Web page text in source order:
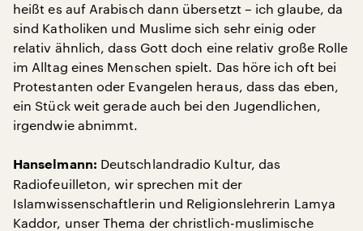
heißt es auf Arabisch dann übersetzt – ich glaube, da
sind Katholiken und Muslime sich sehr einig oder
relativ ähnlich, dass Gott doch eine relativ große Rolle
im Alltag eines Menschen spielt. Das höre ich oft bei
Protestanten oder Evangelen heraus, dass das eben,
ein Stück weit gerade auch bei den Jugendlichen,
irgendwie abnimmt.
Hanselmann: Deutschlandradio Kultur, das
Radiofeuilleton, wir sprechen mit der
Islamwissenschaftlerin und Religionslehrerin Lamya
Kaddor, unser Thema der christlich-muslimische